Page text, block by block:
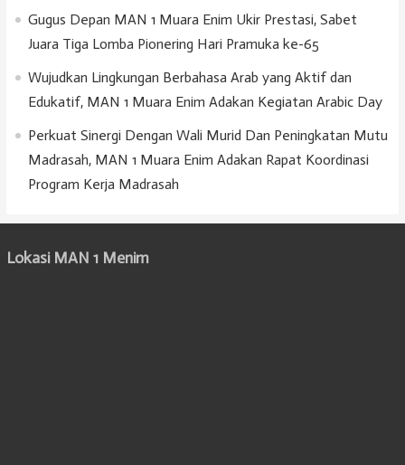
Gugus Depan MAN 1 Muara Enim Ukir Prestasi, Sabet
Juara Tiga Lomba Pionering Hari Pramuka ke-65
Wujudkan Lingkungan Berbahasa Arab yang Aktif dan
Edukatif, MAN 1 Muara Enim Adakan Kegiatan Arabic Day
Perkuat Sinergi Dengan Wali Murid Dan Peningkatan Mutu
Madrasah, MAN 1 Muara Enim Adakan Rapat Koordinasi
Program Kerja Madrasah
Lokasi MAN 1 Menim